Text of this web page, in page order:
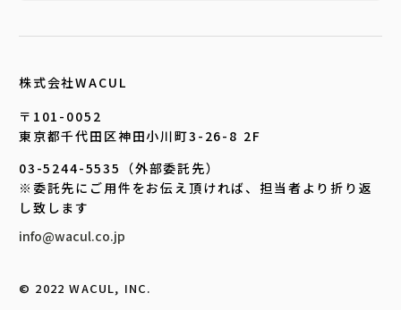
株式会社WACUL
〒101-0052
東京都千代田区神田小川町3-26-8 2F
03-5244-5535（外部委託先）
※委託先にご用件をお伝え頂ければ、担当者より折り返
し致します
info@wacul.co.jp
©︎ 2022 WACUL, INC.